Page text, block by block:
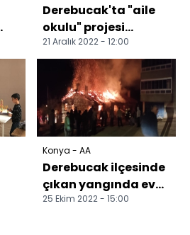
Derebucak'ta "aile
okulu" projesi
eğitimleri yapılıyor
21 Aralık 2022 - 12:00
Konya - AA
Derebucak ilçesinde
çıkan yangında ev
küle döndü
25 Ekim 2022 - 15:00